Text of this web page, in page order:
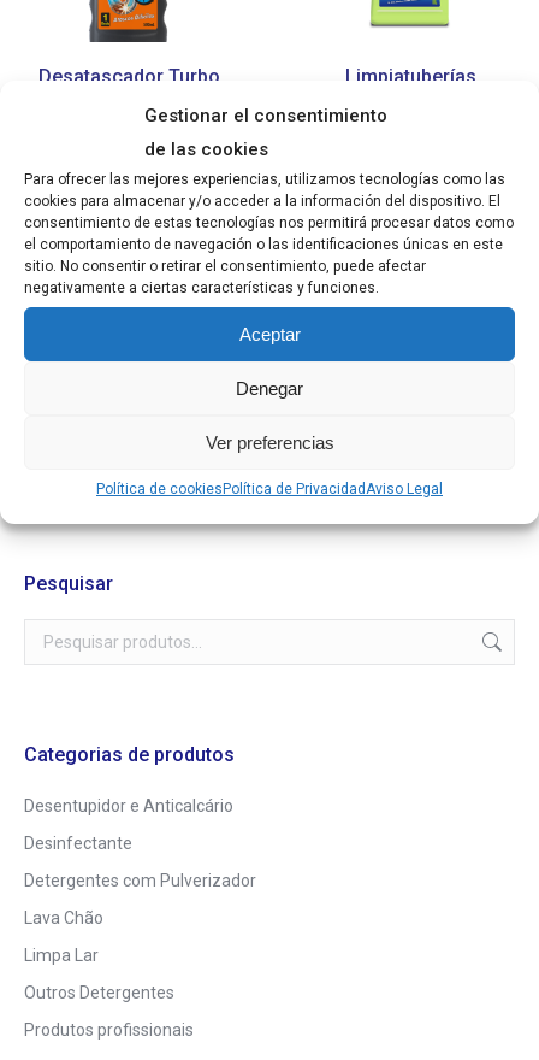
Gestionar el consentimiento
de las cookies
Para ofrecer las mejores experiencias, utilizamos tecnologías como las
cookies para almacenar y/o acceder a la información del dispositivo. El
consentimiento de estas tecnologías nos permitirá procesar datos como
el comportamiento de navegación o las identificaciones únicas en este
sitio. No consentir o retirar el consentimiento, puede afectar
negativamente a ciertas características y funciones.
Aceptar
Denegar
Ver preferencias
Política de cookies Política de PrivacidadAviso Legal
Desatascador Turbo
Limpiatuberías
Biológico Debacter
Desatascador Chubby
Sosa
Lavavajillas
Pesquisar
Categorias de produtos
Desentupidor e Anticalcário
Desinfectante
Detergentes com Pulverizador
Lava Chão
Limpa Lar
Outros Detergentes
Produtos profissionais